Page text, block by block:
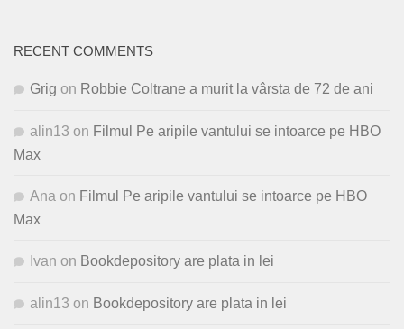
RECENT COMMENTS
Grig on Robbie Coltrane a murit la vârsta de 72 de ani
alin13 on Filmul Pe aripile vantului se intoarce pe HBO
Max
Ana on Filmul Pe aripile vantului se intoarce pe HBO
Max
Ivan on Bookdepository are plata in lei
alin13 on Bookdepository are plata in lei